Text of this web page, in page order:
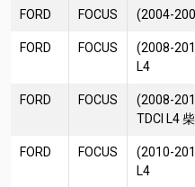
FORD FOCUS (2004-
FORD FOCUS
(2008-
L4
FORD FOCUS
(2008-
TDCI L4
FORD FOCUS
(2010-
L4